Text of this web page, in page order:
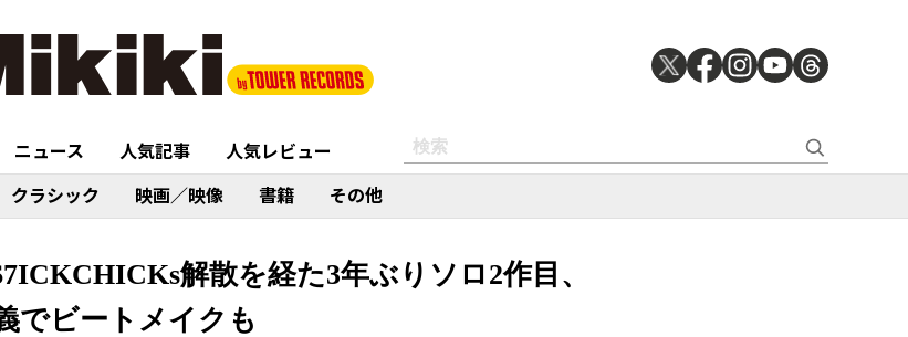
ニュース 人気記事
人気レビュー
クラシック 映画／映像 書籍 その他
解散を経た3年ぶりソロ2作目、
でビートメイクも